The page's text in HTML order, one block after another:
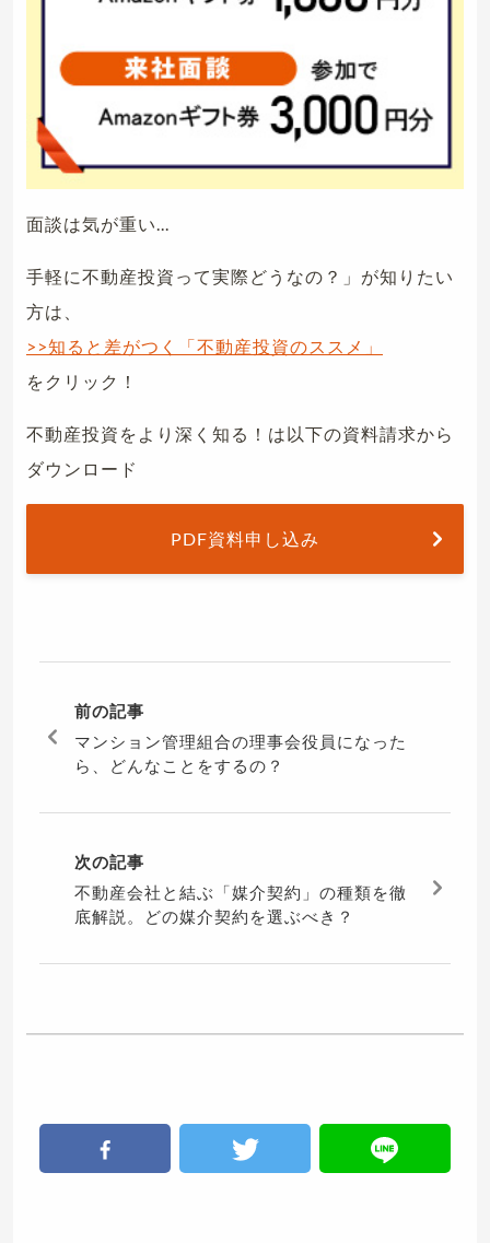
面談は気が重い...
手軽に不動産投資って実際どうなの？」が知りたい
方は、
>>知ると差がつく「不動産投資のススメ」
をクリック！
不動産投資をより深く知る！は以下の資料請求から
ダウンロード
PDF資料申し込み
前の記事
マンション管理組合の理事会役員になった
ら、どんなことをするの？
次の記事
不動産会社と結ぶ「媒介契約」の種類を徹
底解説。どの媒介契約を選ぶべき？